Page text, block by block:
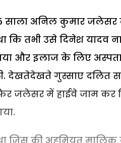
साला अनिल कुमार
कि तभी उसे दिनेश यादव
और इलाज के लिए
गुस्साए दलित
जलेसर में हाईवे जाम कर
जिस की अहमियत मालिक